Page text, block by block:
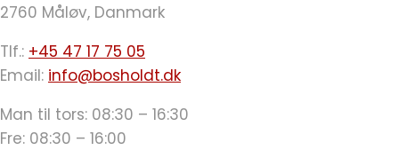
2760 Måløv, Danmark
Tlf.: +45 47 17 75 05
Email: info@bosholdt.dk
Man til tors: 08:30 – 16:30
Fre: 08:30 – 16:00